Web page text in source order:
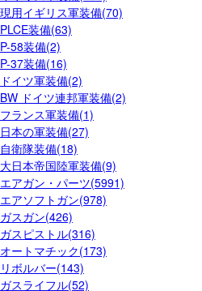
現用イギリス軍装備(70)
PLCE装備(63)
P-58装備(2)
P-37装備(16)
ドイツ軍装備(2)
BW ドイツ連邦軍装備(2)
フランス軍装備(1)
日本の軍装備(27)
自衛隊装備(18)
大日本帝国陸軍装備(9)
エアガン・パーツ(5991)
エアソフトガン(978)
ガスガン(426)
ガスピストル(316)
オートマチック(173)
リボルバー(143)
ガスライフル(52)